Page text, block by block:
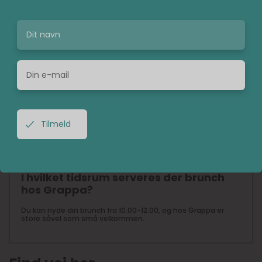
Hvad er Grappas adresse?
Grappa der ligger ved åen og har adressen Åboulevarden 60,
Hvornår tilbyder Grappa ved åen
brunch?
Grappa serverer brunch alle ugens dage, så der er ingen
I hvilket tidsrum serveres der brunch
hos Grappa?
Du kan nyde din brunch fra 10.00-12.00, og hos Grappa er
store såvel som små velkommen.